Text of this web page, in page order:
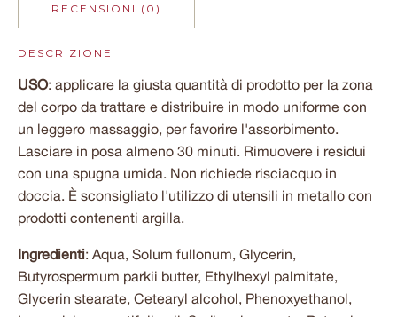
RECENSIONI (0)
DESCRIZIONE
USO: applicare la giusta quantità di prodotto per la zona
del corpo da trattare e distribuire in modo uniforme con
un leggero massaggio, per favorire l'assorbimento.
Lasciare in posa almeno 30 minuti. Rimuovere i residui
con una spugna umida. Non richiede risciacquo in
doccia. È sconsigliato l'utilizzo di utensili in metallo con
prodotti contenenti argilla.
Ingredienti: Aqua, Solum fullonum, Glycerin,
Butyrospermum parkii butter, Ethylhexyl palmitate,
Glycerin stearate, Cetearyl alcohol, Phenoxyethanol,